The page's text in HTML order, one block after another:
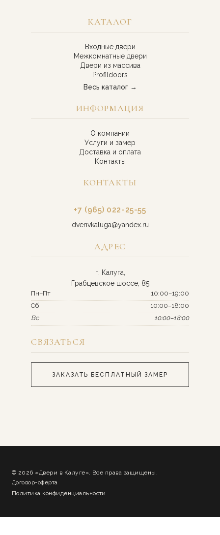
КАТАЛОГ
Входные двери
Межкомнатные двери
Двери из массива
Profildoors
Весь каталог →
ИНФОРМАЦИЯ
О компании
Услуги и замер
Доставка и оплата
Контакты
КОНТАКТЫ
+7 (965) 022-25-55
dverivkaluga@yandex.ru
АДРЕС
г. Калуга,
Грабцевское шоссе, 85
Пн–Пт
10:00–19:00
Сб
10:00–18:00
Вс
10:00–18:00
СВЯЗАТЬСЯ
ЗАКАЗАТЬ БЕСПЛАТНЫЙ ЗАМЕР
© 2026 «Двери в Калуге». Все права защищены.
Договор-оферта
Политика конфиденциальности